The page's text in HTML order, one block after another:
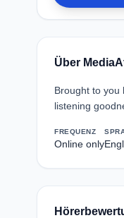
Über
Brought to you
listening
FREQUENZ
Online only